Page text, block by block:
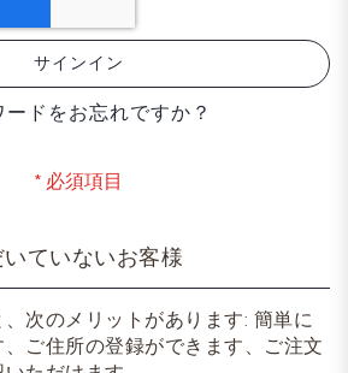
サインイン
ードをお忘れですか？
ていないお客様
次のメリットがあります: 簡単に
ご住所の登録ができます、ご注文